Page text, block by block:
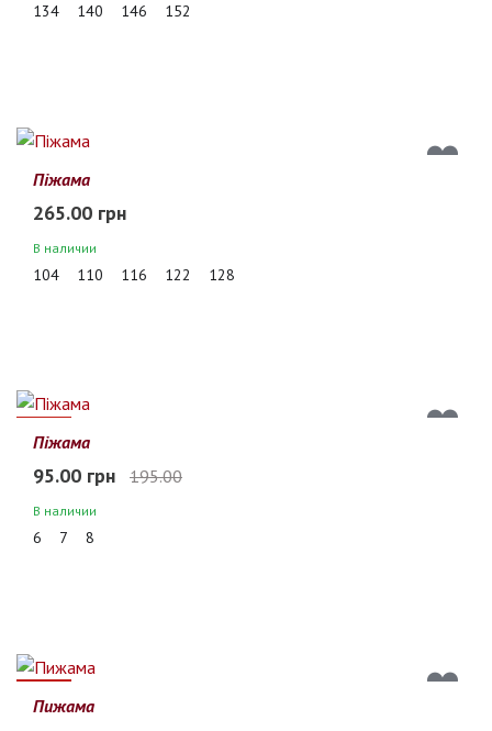
134 140 146 152
Піжама
265.00 грн
В наличии
104 110 116 122 128
51%
Піжама
95.00 грн 195.00
В наличии
6 7 8
51%
Пижама